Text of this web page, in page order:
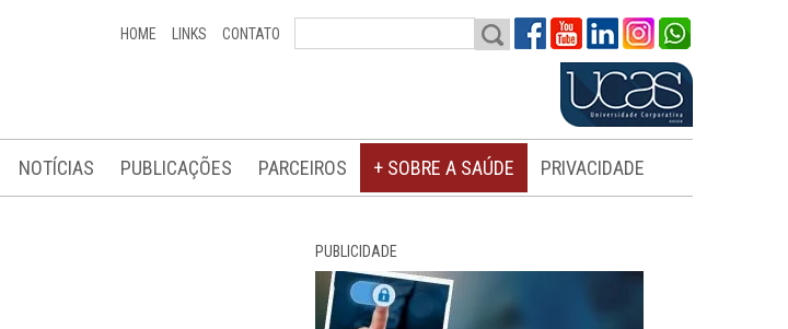
HOME LINKS CONTATO
NOTÍCIAS PUBLICAÇÕES PARCEIROS + SOBRE A SAÚDE PRIVACIDADE
PUBLICIDADE